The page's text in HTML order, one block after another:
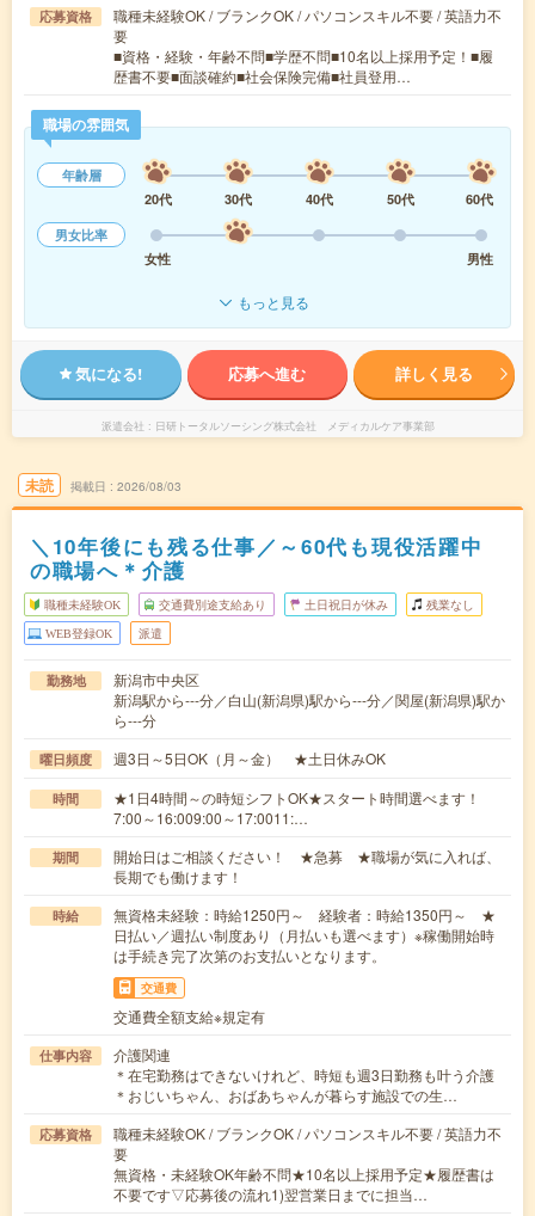
応募資格
職種未経験OK / ブランクOK / パソコンスキル不要 / 英語力不
要
■資格・経験・年齢不問■学歴不問■10名以上採用予定！■履
歴書不要■面談確約■社会保険完備■社員登用…
職場の雰囲気
年齢層
20代
30代 40代 50代
60代
男女比率
女性
男性
もっと見る
気になる! 応募へ進む 詳しく見る
派遣会社 日研トータルソーシング株式会社 メディカルケア事業部
未読 掲載日 2026/08/03
＼10年後にも残る仕事／～60代も現役活躍中
の職場へ＊介護
職種未経験OK 交通費別途支給あり 土日祝日が休み 残業なし
WEB登録OK 派遣
勤務地
新潟市中央区
新潟駅から---分／白山(新潟県)駅から---分／関屋(新潟県)駅か
ら---分
曜日頻度 週3日～5日OK（月～金） ★土日休みOK
時間
★1日4時間～の時短シフトOK★スタート時間選べます！
7:00～16:009:00～17:0011:…
期間
開始日はご相談ください！ ★急募 ★職場が気に入れば、
長期でも働けます！
時給
無資格未経験：時給1250円～ 経験者：時給1350円～ ★
日払い／週払い制度あり（月払いも選べます）※稼働開始時
は手続き完了次第のお支払いとなります。
交通費
交通費全額支給※規定有
仕事内容
介護関連
＊在宅勤務はできないけれど、時短も週3日勤務も叶う介護
＊おじいちゃん、おばあちゃんが暮らす施設での生…
応募資格
職種未経験OK / ブランクOK / パソコンスキル不要 / 英語力不
要
無資格・未経験OK年齢不問★10名以上採用予定★履歴書は
不要です▽応募後の流れ1)翌営業日までに担当…